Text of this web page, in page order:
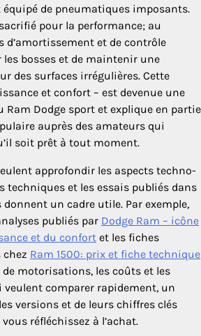
équipé de pneumatiques imposants.
pour la performance; au
d’amortissement et de contrôle
les bosses et de maintenir une
des surfaces irrégulières. Cette
et confort – est devenue une
Ram Dodge sport et explique en partie
auprès des amateurs qui
soit prêt à tout moment.
approfondir les aspects techno-
techniques et les essais publiés dans
un cadre utile. Par exemple,
publiés par Dodge Ram – icône
et du confort et les fiches
Ram 1500: prix et fiche technique
motorisations, les coûts et les
veulent comparer rapidement, un
versions et de leurs chiffres clés
réfléchissez à l’achat.